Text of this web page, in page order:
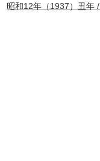
昭和12年（1937）丑年